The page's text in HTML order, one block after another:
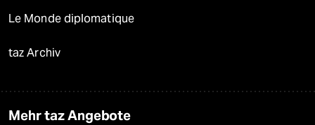
Le Monde diplomatique
taz Archiv
Mehr taz Angebote